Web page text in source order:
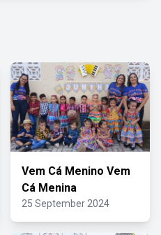
Vem Cá Menino Vem
Cá Menina
25 September 2024